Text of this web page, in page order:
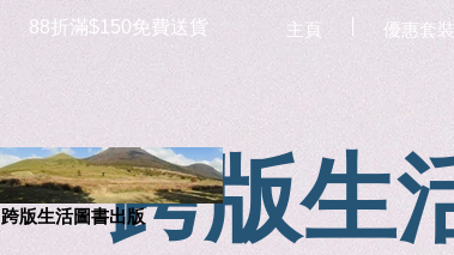
88折滿$150免費送貨 主頁 優惠套裝
跨版生
跨版生活圖書出版